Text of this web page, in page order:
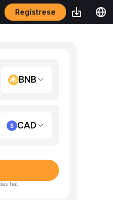
Regístrese
BNB
CAD
fiat